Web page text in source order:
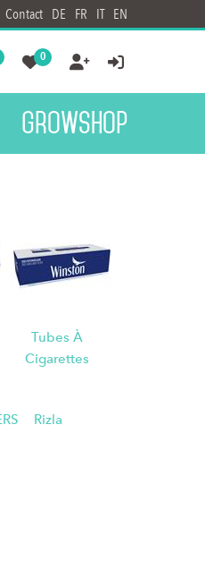
Contact DE FR IT EN
0  
Growshop
Tubes À
Cigarettes
Rizla